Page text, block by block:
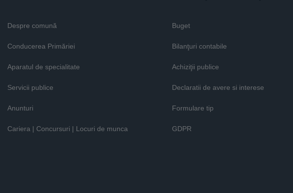
Despre comună
Conducerea Primăriei
Aparatul de specialitate
Servicii publice
Anunturi
Cariera | Concursuri | Locuri de munca
Buget
Bilanţuri contabile
Achiziţii publice
Declaratii de avere si interese
Formulare tip
GDPR